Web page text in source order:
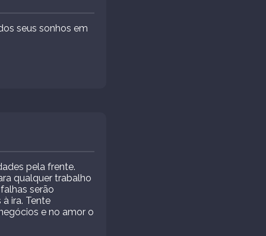
seus sonhos em
pela frente.
qualquer trabalho
serão
ira. Tente
e no amor o